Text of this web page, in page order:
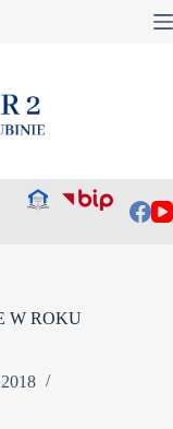
W ROKU